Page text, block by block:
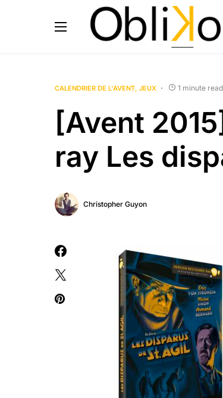
CALENDRIER DE L'AVENT JEUX 1 minute read
[Avent
ray Les
Christopher Guyon